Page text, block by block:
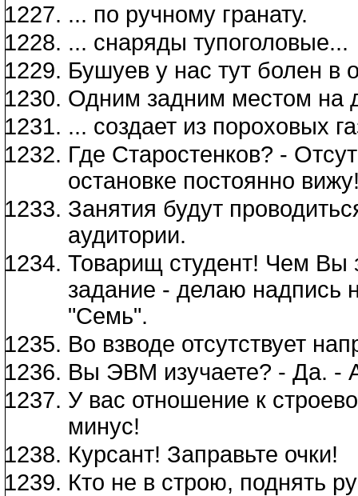
... по ручному гранату.
... снаряды тупоголовые...
Бушуев у нас тут болен в
Одним задним местом на
... создает из пороховых
Где Старостенков? -
остановке постоянно
Занятия будут
аудитории.
Товарищ студент! Чем
задание - делаю надпись
"Семь".
Во взводе отсутствует
Вы ЭВМ изучаете? - Да. -
У вас отношение к
минус!
Курсант! Заправьте очки!
Кто не в строю, поднять